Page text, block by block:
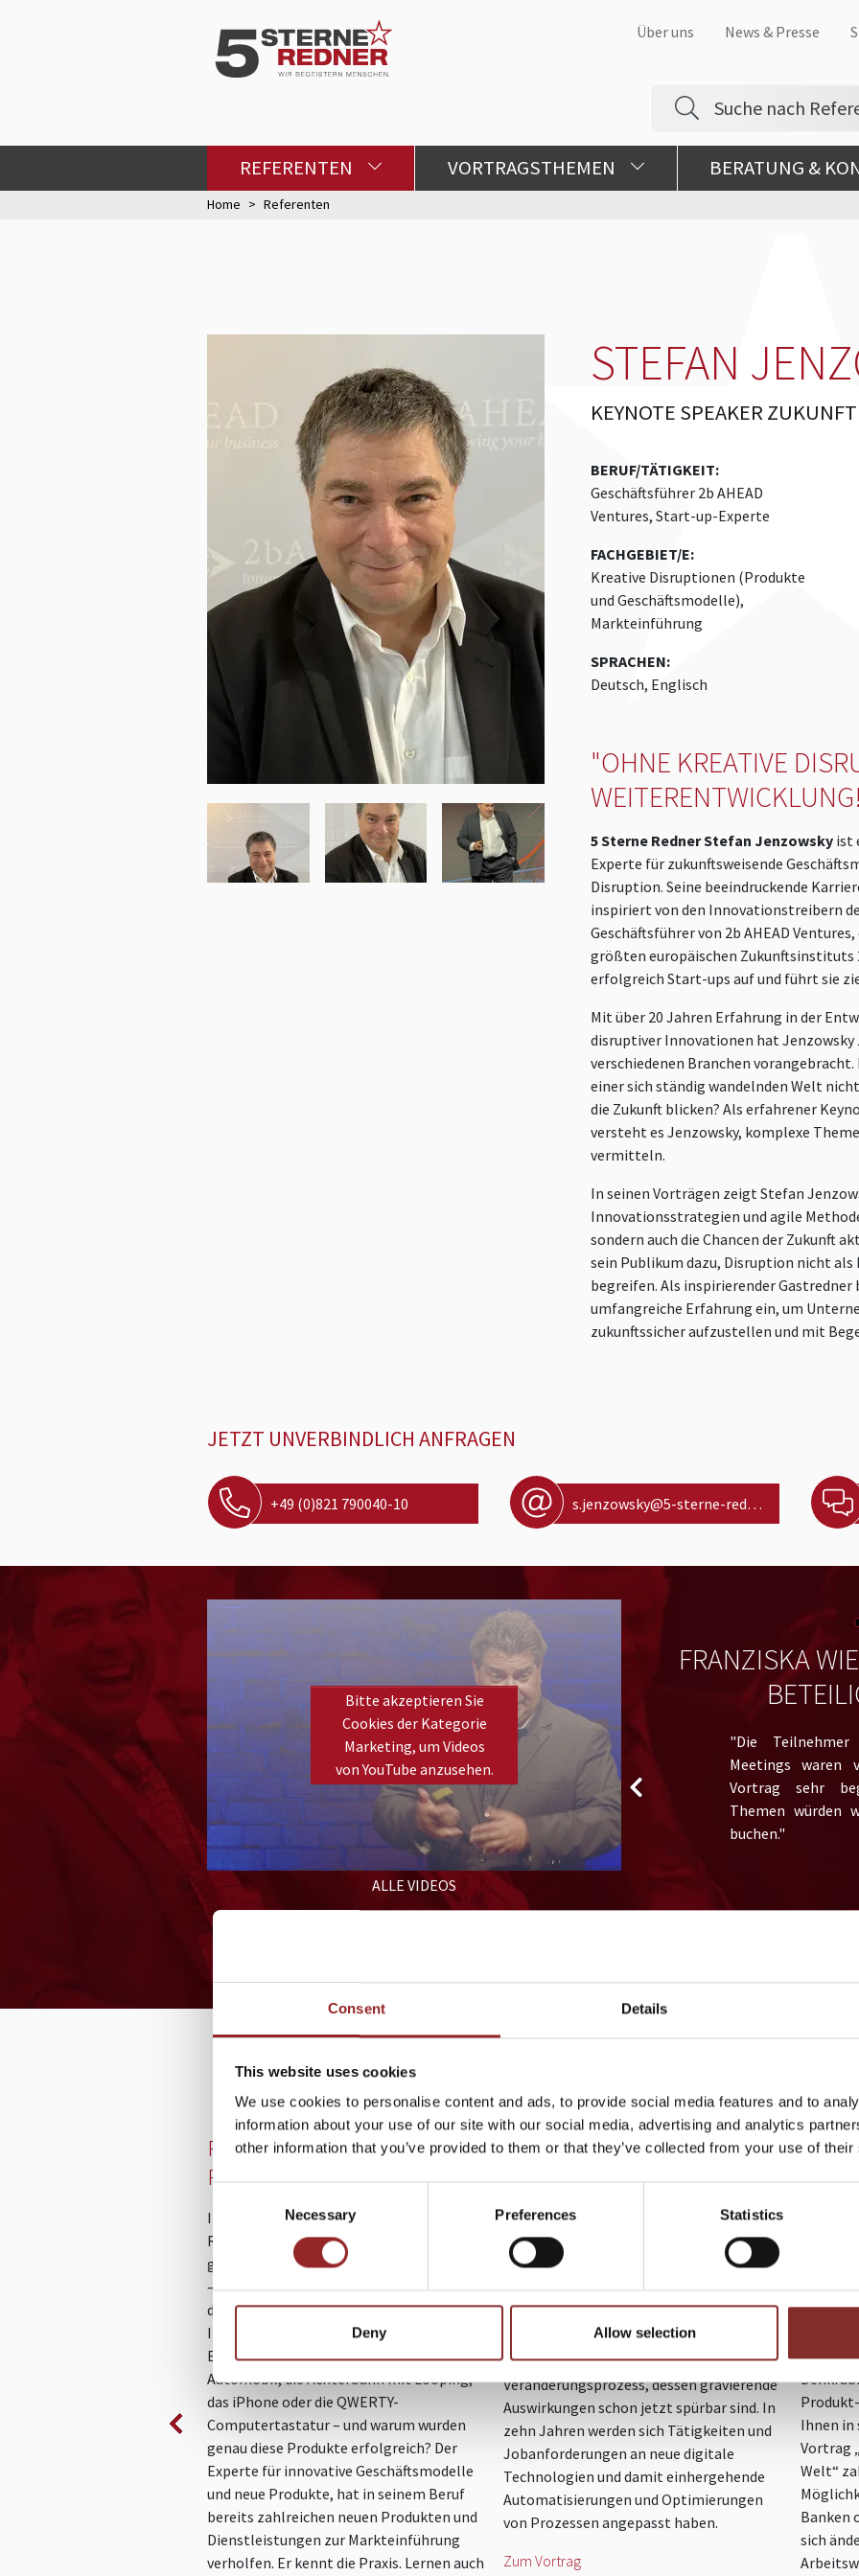
Consent Details
This website uses cookies
We use cookies to personalise content and ads, to provide social media features and to
information about your use of our site with our social media, advertising and analytics
other information that you’ve provided to them or that they’ve collected from your use of
Necessary Preferences Statistics
Deny Allow selection
Über uns News & Presse
REFERENTEN VORTRAGSTHEMEN BERATUNG &
Home Referenten
STEFAN
KEYNOTE SPEAKER
BERUF/TÄTIGKEIT:
Geschäftsführer 2b AHEAD
Ventures, Start-up-Experte
FACHGEBIET/E:
Kreative Disruptionen (Produkte
und Geschäftsmodelle),
Markteinführung
SPRACHEN:
Deutsch, Englisch
"OHNE KREATIVE
5 Sterne Redner Stefan Jenzowsky ist
Experte für zukunftsweisende
Disruption. Seine beeindruckende
inspiriert von den Innovationstreibern
Geschäftsführer von 2b AHEAD
größten europäischen Zukunftsinstituts
erfolgreich Start-ups auf und führt sie
Mit über 20 Jahren Erfahrung in der
disruptiver Innovationen hat
verschiedenen Branchen
einer sich ständig wandelnden Welt
die Zukunft blicken? Als erfahrener
versteht es Jenzowsky, komplexe
vermitteln.
In seinen Vorträgen zeigt Stefan
Innovationsstrategien und agile
sondern auch die Chancen der Zukunft
sein Publikum dazu, Disruption nicht als
begreifen. Als inspirierender
umfangreiche Erfahrung ein, um
zukunftssicher aufzustellen und mit
JETZT UNVERBINDLICH ANFRAGEN
+49 (0)821 790040-10 s.jenzowsky@5-sterne-redner.de
Bitte akzeptieren Sie
Cookies der Kategorie
Marketing, um Videos
von YouTube anzusehen.
Pleaseaccept marketing cookiesto view this YouTube content.
ALLE VIDEOS
ANDREAS KRATZER - SIEMENS
„DANKESCHÖN für ihren spannenden
Impuls gestern, das hat zum Nachdenken
angeregt und trägt dazu bei, auch mal
„anders“ zu denken“.
FRANZISKA
"Die Teilnehmer
Meetings waren
Vortrag sehr
Themen würden
buchen."
VORTRÄGE VON STEFAN
Rulebreaker-Wie neue
Produkte die Welt verändern
In diesem faszinierenden Vortrag erzählt
Rulebreaker Stefan Jenzowsky von
genialen Geschäftsideen, ihrer Umsetzung
– und den einzigartigen Geschichten
dahinter: Wie entstehen bahnbrechende
Innovationen? Woher kommen
Erfindungen wie das vierrädrige
Automobil, die Achterbahn mit Looping,
das iPhone oder die QWERTY-
Computertastatur – und warum wurden
genau diese Produkte erfolgreich? Der
Experte für innovative Geschäftsmodelle
und neue Produkte, hat in seinem Beruf
bereits zahlreichen neuen Produkten und
Dienstleistungen zur Markteinführung
verholfen. Er kennt die Praxis. Lernen auch
Digitale Transformation
zulassen und Wandel
erfolgreich gestalten
In diesem Vortrag lernen Sie, wie Sie sich
auf künftige Arbeitsbedingungen und
Anforderungen von Arbeitnehmern
vorbereiten, die durch den digitalen
Wandel entstehen. Denn unsere
Arbeitswelt befindet sich in einem
Veränderungsprozess, dessen gravierende
Auswirkungen schon jetzt spürbar sind. In
zehn Jahren werden sich Tätigkeiten und
Jobanforderungen an neue digitale
Technologien und damit einhergehende
Automatisierungen und Optimierungen
von Prozessen angepasst haben.
Zum Vortrag
Lernen
Lebens-
Stefan
Ihnen in
Vortrag
Welt“
Banken
sich